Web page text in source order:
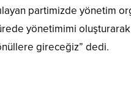
partimizde yönetim
yönetimimi oluşturarak
gireceğiz” dedi.